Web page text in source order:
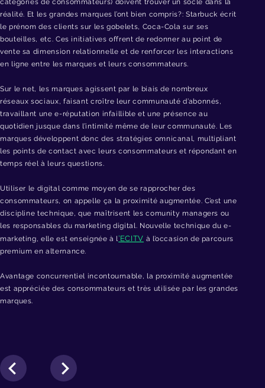
catégories de consommateurs) doivent trouver un socle dans la
réalité. Et les grandes marques l’ont bien compris?: Starbuck écrit
le prénom des clients sur les gobelets, Coca-Cola sur ses
bouteilles, etc. Ces initiatives offrent de redonner au point de
vente sa dimension relationnelle et de renforcer les interactions
en ligne entre les marques et leurs consommateurs.
Sur le net, les marques agissent par le biais de nombreux
réseaux sociaux, faisant croître leur communauté d’abonnés,
travaillant une e-réputation infaillible et une présence au
quotidien jusque dans l’intimité même de leur communauté. Les
marques développent donc des stratégies omnicanal, multipliant
les points de contact avec leurs consommateurs et répondant en
temps réel à leurs questions.
Utiliser le digital comme moyen de se rapprocher des
consommateurs, on appelle ça la proximité augmentée. C’est une
discipline technique, que maîtrisent les comunity managers ou
les responsables du marketing digital. Nouvelle technique du e-
marketing, elle est enseignée à l’ECITV à l’occasion de parcours
premium en alternance.
Avantage concurrentiel incontournable, la proximité augmentée
est appréciée des consommateurs et très utilisée par les grandes
marques.